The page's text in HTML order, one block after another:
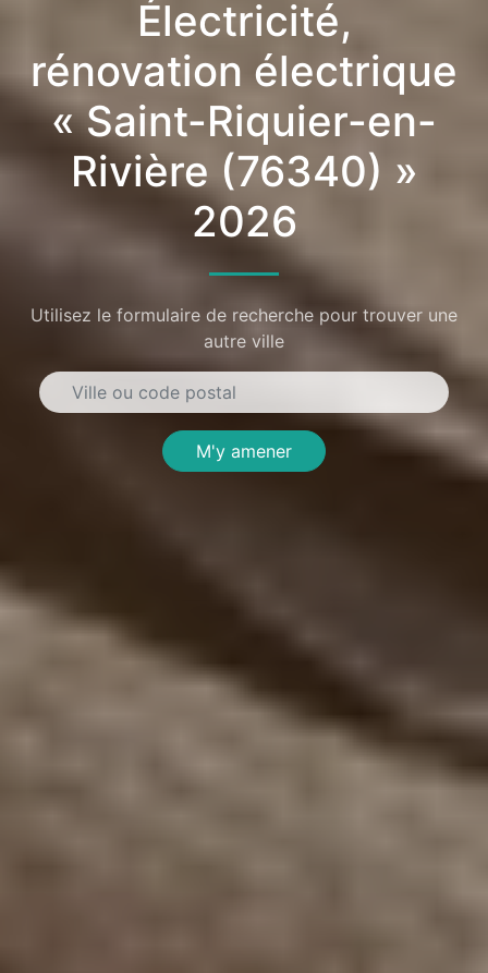
Électricité,
rénovation électrique
« Saint-Riquier-en-
Rivière (76340) »
2026
Utilisez le formulaire de recherche pour trouver une
autre ville
M'y amener